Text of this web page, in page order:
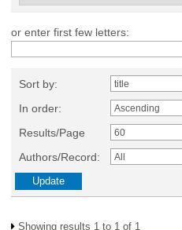
or enter first few letters:
Sort by:
In order:
Results/Page
Authors/Record:
Showing results 1 to 1 of 1